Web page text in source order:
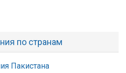
по странам
Пакистана